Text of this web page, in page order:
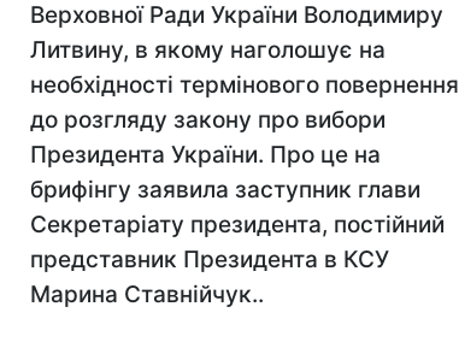
Верховної Ради України Володимиру
Литвину, в якому наголошує на
необхідності термінового повернення
до розгляду закону про вибори
Президента України. Про це на
брифінгу заявила заступник глави
Секретаріату президента, постійний
представник Президента в КСУ
Марина Ставнійчук..